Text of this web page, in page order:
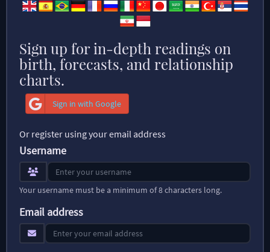
Sign up for in-depth readings on
birth, forecasts, and relationship
charts.
Sign in with Google
Or register using your email address
Username
Your username must be a minimum of 8 characters long.
Email address